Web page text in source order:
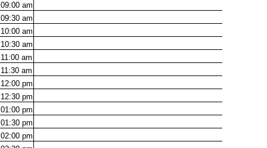
09:00 am
09:30 am
10:00 am
10:30 am
11:00 am
11:30 am
12:00 pm
12:30 pm
01:00 pm
01:30 pm
02:00 pm